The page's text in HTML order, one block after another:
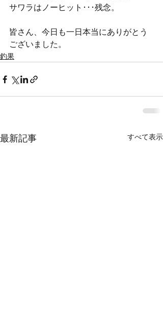
サワラはノーヒット･･･残念。
皆さん、今日も一日本当にありがとう
ございました。
釣果
最新記事 すべて表示